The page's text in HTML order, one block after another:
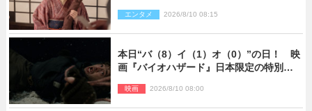
エンタメ 2026/8/10 08:15
本日“バ（8）イ（1）オ（0）”の日！ 映
画『バイオハザード』日本限定の特別予
映画 2026/8/10 08:00